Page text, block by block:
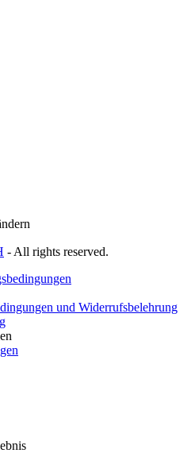
- All rights reserved.
und Widerrufsbelehrung